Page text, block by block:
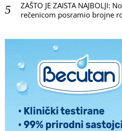
ZAŠTO JE ZAISTA NAJBOLJI:
rečenicom posramio brojne